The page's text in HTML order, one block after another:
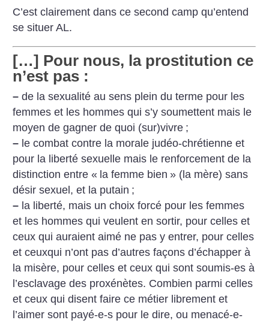
C’est clairement dans ce second camp qu’entend
se situer AL.
[…] Pour nous, la prostitution ce
n’est pas :
– de la sexualité au sens plein du terme pour les
femmes et les hommes qui s’y soumettent mais le
moyen de gagner de quoi (sur)vivre ;
– le combat contre la morale judéo-chrétienne et
pour la liberté sexuelle mais le renforcement de la
distinction entre « la femme bien » (la mère) sans
désir sexuel, et la putain ;
– la liberté, mais un choix forcé pour les femmes
et les hommes qui veulent en sortir, pour celles et
ceux qui auraient aimé ne pas y entrer, pour celles
et ceuxqui n’ont pas d’autres façons d’échapper à
la misère, pour celles et ceux qui sont soumis-es à
l’esclavage des proxénètes. Combien parmi celles
et ceux qui disent faire ce métier librement et
l’aimer sont payé-e-s pour le dire, ou menacé-e-